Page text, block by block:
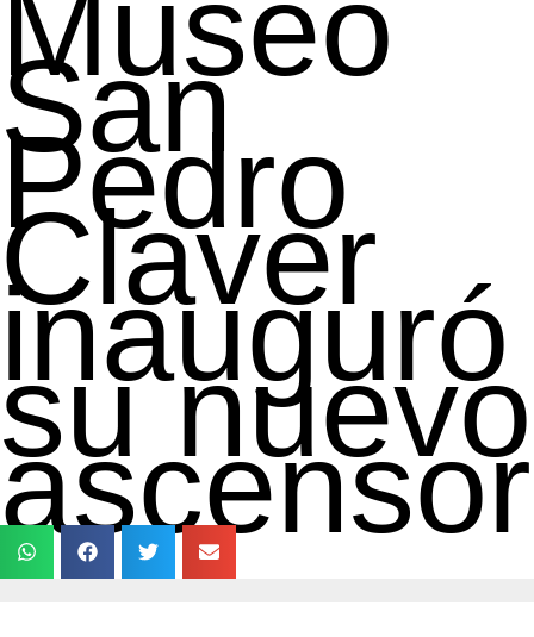
San
Pedro
Claver
inauguró
su nuevo
ascensor